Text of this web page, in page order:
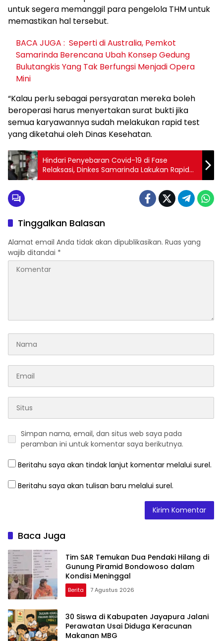
untuk segera memanggil para pengelola THM untuk
memastikan hal tersebut.
BACA JUGA : Seperti di Australia, Pemkot
Samarinda Berencana Ubah Konsep Gedung
Bulutangkis Yang Tak Berfungsi Menjadi Opera
Mini
“Kalau perlu sebagai persyaratan mereka boleh
beroperasi harus menyertakan surat bukti jika
semua karyawannya sudah melakukan rapid test
yang diketahui oleh Dinas Kesehatan.
Hindari Penyebaran Covid-19 di Fase
Relaksasi, Dinkes Samarinda Lakukan Rapid
Test Massal
Tinggalkan Balasan
Alamat email Anda tidak akan dipublikasikan. Ruas yang
wajib ditandai *
Simpan nama, email, dan situs web saya pada
peramban ini untuk komentar saya berikutnya.
Beritahu saya akan tindak lanjut komentar melalui surel.
Beritahu saya akan tulisan baru melalui surel.
Baca Juga
Tim SAR Temukan Dua Pendaki Hilang di
Gunung Piramid Bondowoso dalam
Kondisi Meninggal
Berita 7 Agustus 2026
30 Siswa di Kabupaten Jayapura Jalani
Perawatan Usai Diduga Keracunan
Makanan MBG